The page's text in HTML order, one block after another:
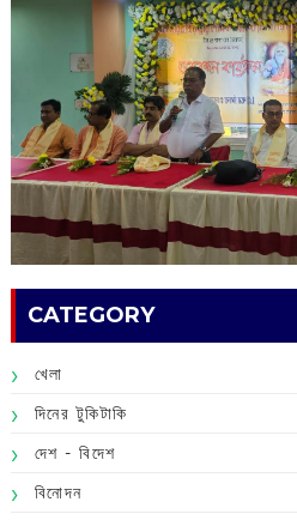
CATEGORY
খেলা
দিনের টুকিটাকি
দেশ - বিদেশ
বিনোদন